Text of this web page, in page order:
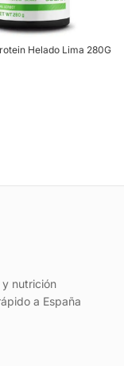
Helado Lima 280G
y nutrición
a España